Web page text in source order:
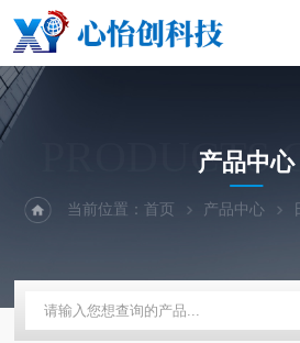
PRODUCTS
产品中心
当前位置：首页 产品中心